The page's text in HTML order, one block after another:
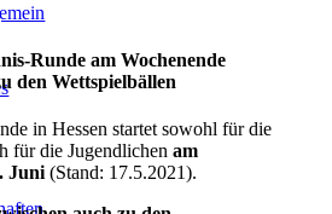
Runde am Wochenende
den Wettspielbällen
in Hessen startet sowohl für die
für die Jugendlichenam
Juni (Stand: 17.5.2021).